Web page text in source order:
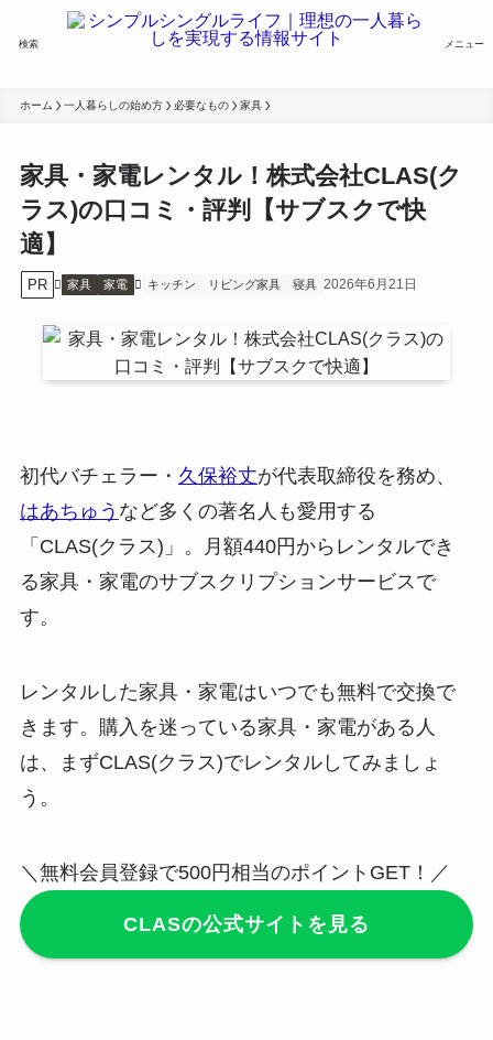
検索 メニュー
ホーム 一人暮らしの始め方 必要なもの 家具
家具・家電レンタル！株式会社CLAS(ク
ラス)の口コミ・評判【サブスクで快
適】
PR 家具 家電 キッチン リビング家具 寝具 2026年6月21日
初代バチェラー・ 久保裕丈が代表取締役を務め、
はあちゅう など多くの著名人も愛用する
「CLAS(クラス)」。
月額440円からレンタルでき
る家具・家電のサブスクリプションサービスで
す。
レンタルした家具・家電はいつでも無料で交換で
きます。購入を迷っている家具・家電がある人
は、まずCLAS(クラス)でレンタルしてみましょ
う。
＼無料会員登録で500円相当のポイントGET！／
CLASの公式サイトを見る